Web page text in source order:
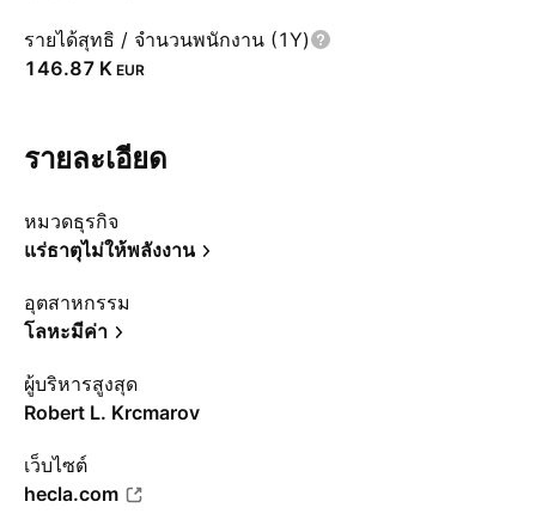
รายได้สุทธิ / จำนวนพนักงาน (1Y)
‪146.87 K‬ EUR
รายละเอียด
หมวดธุรกิจ
แร่ธาตุไม่ให้พลังงาน
อุตสาหกรรม
โลหะมีค่า
ผู้บริหารสูงสุด
Robert L. Krcmarov
เว็บไซต์
hecla.com